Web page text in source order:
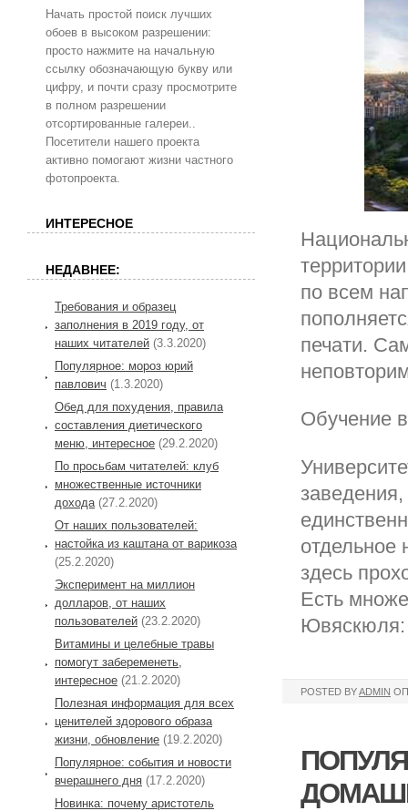
по всем
печати.
Обучение
отдельное
здесь
Есть
Ювяскюля:
POSTED BYADMIN
Начать простой поиск лучших
обоев в высоком разрешении:
просто нажмите на начальную
ссылку обозначающую букву или
цифру, и почти сразу просмотрите
в полном разрешении
отсортированные галереи..
Посетители нашего проекта
активно помогают жизни частного
фотопроекта.
ИНТЕРЕСНОЕ
НЕДАВНЕЕ:
Требования и образец
заполнения в 2019 году, от
наших читателей (3.3.2020)
Популярное: мороз юрий
павлович (1.3.2020)
Обед для похудения, правила
составления диетического
меню, интересное (29.2.2020)
По просьбам читателей: клуб
множественные источники
дохода (27.2.2020)
От наших пользователей:
настойка из каштана от варикоза
(25.2.2020)
Эксперимент на миллион
долларов, от наших
пользователей (23.2.2020)
Витамины и целебные травы
помогут забеременеть,
интересное (21.2.2020)
Полезная информация для всех
ценителей здорового образа
жизни, обновление (19.2.2020)
Популярное: события и новости
вчерашнего дня (17.2.2020)
Новинка: почему аристотель